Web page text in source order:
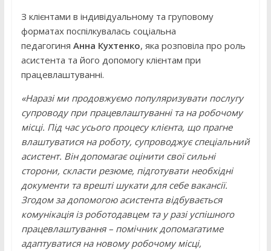
З клієнтами в індивідуальному та груповому
форматах поспілкувалась соціальна
педагогиня Анна Кухтенко, яка розповіла про роль
асистента та його допомогу клієнтам при
працевлаштуванні.
«Наразі ми продовжуємо популяризувати послугу
супроводу при працевлаштуванні та на робочому
місці. Під час усього процесу клієнта, що прагне
влаштуватися на роботу, супроводжує спеціальний
асистент. Він допомагає оцінити свої сильні
сторони, скласти резюме, підготувати необхідні
документи та врешті шукати для себе вакансії.
Згодом за допомогою асистента відбувається
комунікація із роботодавцем та у разі успішного
працевлаштування – помічник допомагатиме
адаптуватися на новому робочому місці,